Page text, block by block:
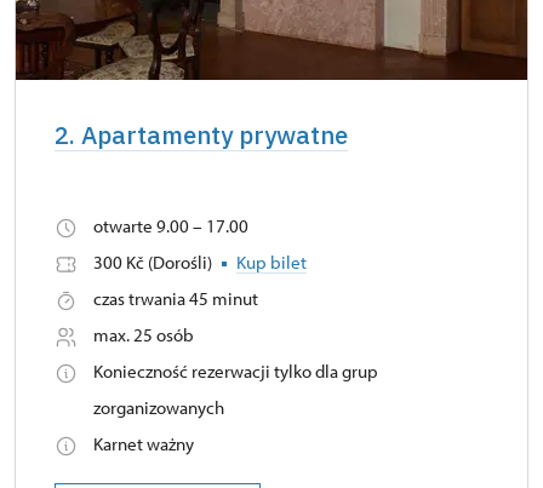
2. Apartamenty prywatne
otwarte 9.00 – 17.00
300 Kč (Dorośli)
Kup bilet
czas trwania 45 minut
max. 25 osób
Konieczność rezerwacji tylko dla grup
zorganizowanych
Karnet ważny